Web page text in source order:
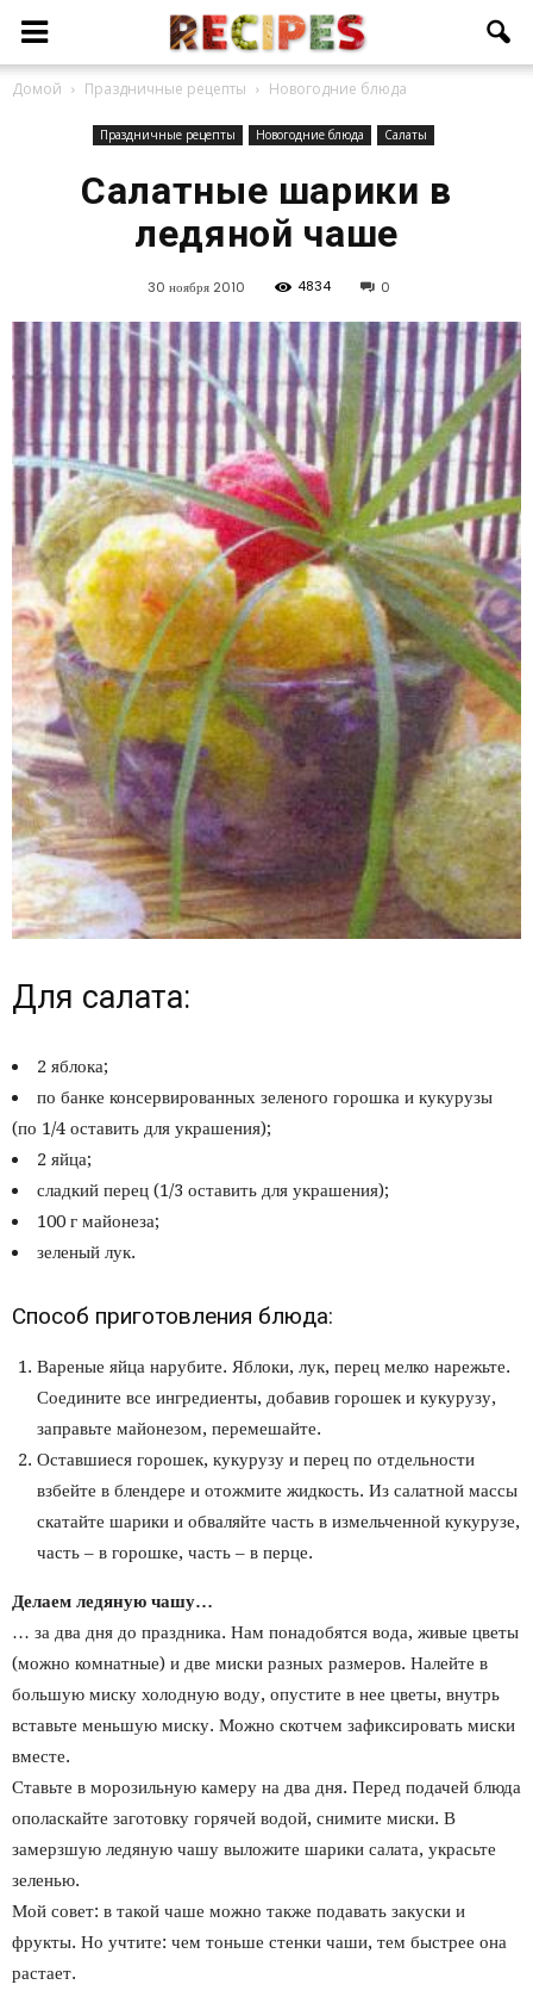
Домой Праздничные рецепты Новогодние блюда
Праздничные рецепты Новогодние блюда Салаты
Салатные шарики в
ледяной чаше
30 ноября 2010 4834 0
Для салата:
2 яблока;
по банке консервированных зеленого горошка и кукурузы
(по 1/4 оставить для украшения);
2 яйца;
сладкий перец (1/3 оставить для украшения);
100 г майонеза;
зеленый лук.
Способ приготовления блюда:
Вареные яйца нарубите. Яблоки, лук, перец мелко нарежьте.
Соедините все ингредиенты, добавив горошек и кукурузу,
заправьте майонезом, перемешайте.
Оставшиеся горошек, кукурузу и перец по отдельности
взбейте в блендере и отожмите жидкость. Из салатной массы
скатайте шарики и обваляйте часть в измельченной кукурузе,
часть – в горошке, часть – в перце.
Делаем ледяную чашу…
… за два дня до праздника. Нам понадобятся вода, живые цветы
(можно комнатные) и две миски разных размеров. Налейте в
большую миску холодную воду, опустите в нее цветы, внутрь
вставьте меньшую миску. Можно скотчем зафиксировать миски
вместе.
Ставьте в морозильную камеру на два дня. Перед подачей блюда
ополаскайте заготовку горячей водой, снимите миски. В
замерзшую ледяную чашу выложите шарики салата, украсьте
зеленью.
Мой совет: в такой чаше можно также подавать закуски и
фрукты. Но учтите: чем тоньше стенки чаши, тем быстрее она
растает.